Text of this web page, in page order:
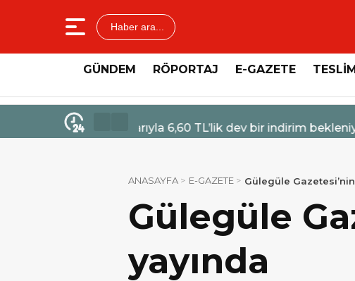
Haber ara...
GÜNDEM RÖPORTAJ E-GAZETE
Mercedes-Benz Türk’ten Kamyon
ANASAYFA E-GAZETE Gülegüle Gazetesi’nin
Gülegüle
yayında